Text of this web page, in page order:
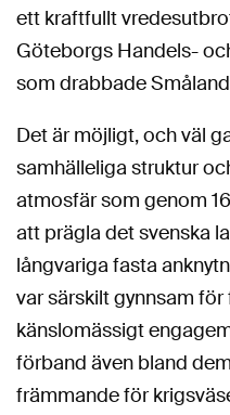
ett kraftfullt
Göteborgs Handels-
som drabbade
Det är möjligt, och väl
samhälleliga struktur
atmosfär som genom
att prägla det svenska
långvariga fasta
var särskilt gynnsam
känslomässigt
förband även bland
främmande för